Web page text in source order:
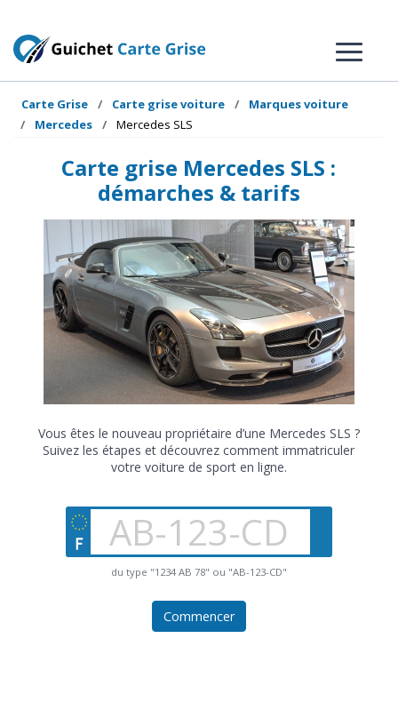
Carte Grise Carte grise voiture
Marques voiture
Mercedes
Mercedes SLS
Carte grise Mercedes SLS :
démarches & tarifs
Vous êtes le nouveau propriétaire d’une Mercedes SLS ?
Suivez les étapes et découvrez comment immatriculer
votre voiture de sport en ligne.
du type "1234 AB 78" ou "AB-123-CD"
Commencer